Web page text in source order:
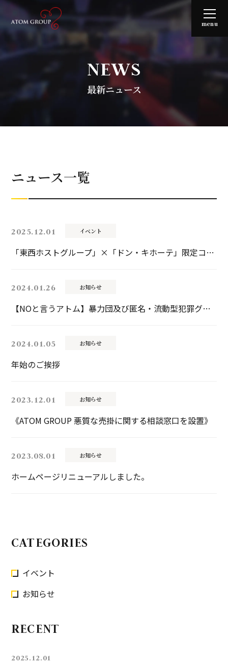
menu
NEWS
最新ニュース
ニュース一覧
2025.12.01 イベント
「東西ホストグループ」×「ドン・キホーテ」限定コラボグッズ企画『Crown Knights』2025年12月2日（火）発売！
2024.01.26 お知らせ
【NOと言うアトム】暴力団及び匿名・流動型犯罪グループと一切関わりません！
2024.01.05 お知らせ
年始のご挨拶
2023.12.01 お知らせ
《ATOM GROUP 悪質な売掛に関する相談窓口を設置》
2023.08.01 お知らせ
ホームページリニューアルしました。
CATEGORIES
イベント
お知らせ
RECENT
2025.12.01